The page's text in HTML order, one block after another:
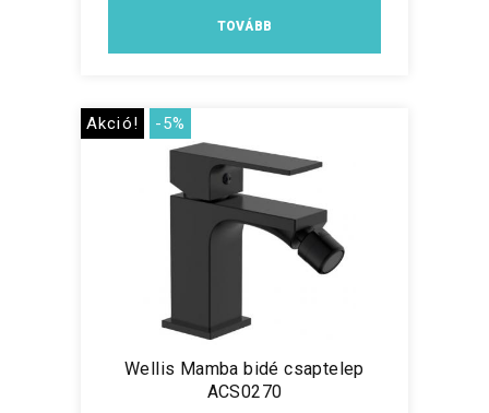
TOVÁBB
Akció! -5%
Wellis Mamba bidé csaptelep
ACS0270